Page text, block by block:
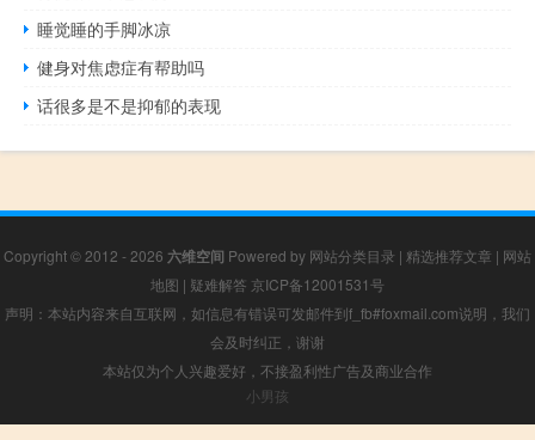
睡觉睡的手脚冰凉
健身对焦虑症有帮助吗
话很多是不是抑郁的表现
Copyright © 2012 - 2026 六维空间 Powered by 网站分类目录 | 精选推荐文章 | 网站
地图 | 疑难解答 京ICP备12001531号
声明：本站内容来自互联网，如信息有错误可发邮件到f_fb#foxmail.com说明，我们
会及时纠正，谢谢
本站仅为个人兴趣爱好，不接盈利性广告及商业合作
小男孩